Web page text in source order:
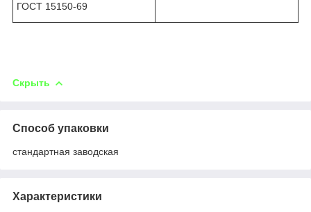
ГОСТ 15150-69
Скрыть
Способ упаковки
стандартная заводская
Характеристики